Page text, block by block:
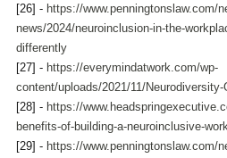
[26] - https://www.penningtonslaw.com/
news/2024/neuroinclusion-in-the-
differently
[27] - https://everymindatwork.com/wp-
content/uploads/2021/11/Neurodiversity-
[28] - https://
benefits-of-building-a-neuroinclusive-
[29] - https://www.penningtonslaw.com/